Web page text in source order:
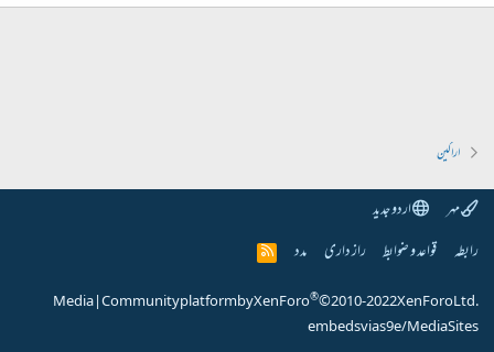
اراکین
مہر
اردو جدید
رابطہ قواعد و ضوابط راز داری مدد
R
S
Community platform by XenForo®© 2010-2022 XenForo Ltd.
|
Media
embeds via s9e/MediaSites